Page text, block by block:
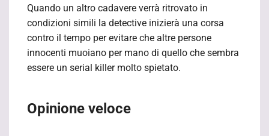
Quando un altro cadavere verrà ritrovato in
condizioni simili la detective inizierà una corsa
contro il tempo per evitare che altre persone
innocenti muoiano per mano di quello che sembra
essere un serial killer molto spietato.
Opinione veloce